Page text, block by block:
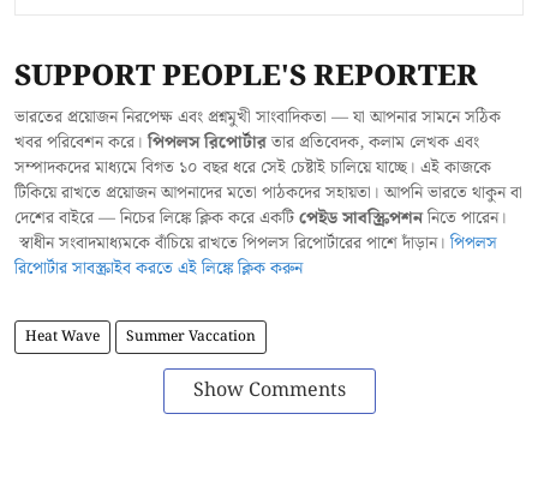
SUPPORT PEOPLE'S REPORTER
ভারতের প্রয়োজন নিরপেক্ষ এবং প্রশ্নমুখী সাংবাদিকতা — যা আপনার সামনে সঠিক
খবর পরিবেশন করে।পিপলস রিপোর্টারতার প্রতিবেদক, কলাম লেখক এবং
সম্পাদকদের মাধ্যমে বিগত ১০ বছর ধরে সেই চেষ্টাই চালিয়ে যাচ্ছে। এই কাজকে
টিকিয়ে রাখতে প্রয়োজন আপনাদের মতো পাঠকদের সহায়তা। আপনি ভারতে থাকুন বা
দেশের বাইরে — নিচের লিঙ্কে ক্লিক করে একটিপেইড সাবস্ক্রিপশননিতে পারেন।
স্বাধীন সংবাদমাধ্যমকে বাঁচিয়ে রাখতে পিপলস রিপোর্টারের পাশে দাঁড়ান।পিপলস
রিপোর্টার সাবস্ক্রাইব করতে এই লিঙ্কে ক্লিক করুন
Heat Wave Summer Vaccation
Show Comments